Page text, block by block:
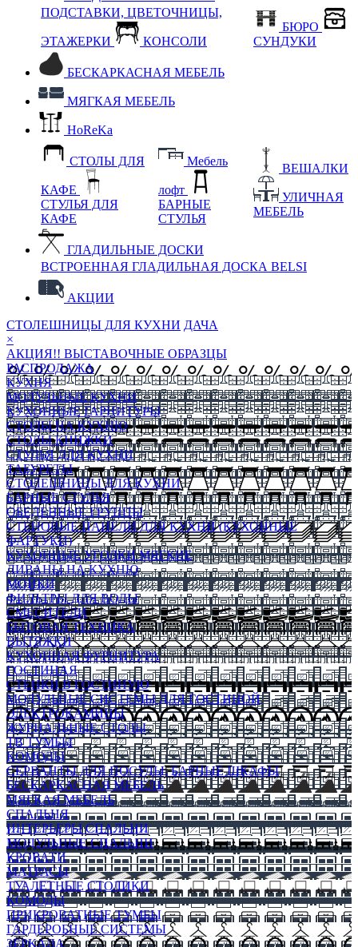
ПОДСТАВКИ, ЦВЕТОЧНИЦЫ,
ЭТАЖЕРКИ КОНСОЛИ
БЮРО
СУНДУКИ
БЕСКАРКАСНАЯ МЕБЕЛЬ
МЯГКАЯ МЕБЕЛЬ
HoReKa
СТОЛЫ ДЛЯ
КАФЕ
СТУЛЬЯ ДЛЯ
КАФЕ
Мебель
лофт
БАРНЫЕ
СТУЛЬЯ
ВЕШАЛКИ
УЛИЧНАЯ
МЕБЕЛЬ
ГЛАДИЛЬНЫЕ ДОСКИ
ВСТРОЕННАЯ ГЛАДИЛЬНАЯ ДОСКА BELSI
АКЦИИ
СТОЛЕШНИЦЫ ДЛЯ КУХНИ ДАЧА
×
АКЦИЯ!! ВЫСТАВОЧНЫЕ ОБРАЗЦЫ
РАСПРОДАЖА
КУХНЯ
МОДУЛЬНЫЕ КУХНИ
КУХОННЫЕ ГАРНИТУРЫ
СТОЛЫ НА КУХНЮ
СТОЛЫ КНИЖКИ
СТУЛЬЯ ДЛЯ КУХНИ
ТАБУРЕТЫ
СТОЛЕШНИЦЫ ДЛЯ КУХНИ
БАРНЫЕ СТУЛЬЯ
ОБЕДЕННЫЕ ГРУППЫ
СТЕНОВЫЕ ПАНЕЛИ ДЛЯ КУХНИ (КУХОННЫЕ
ФАРТУКИ)
КУХОННЫЕ УГОЛКИ МЯГКИЕ
ДИВАНЫ НА КУХНЮ
МОЙКИ
ФИЛЬТРЫ ДЛЯ ВОДЫ
СМЕСИТЕЛИ
БЫТОВАЯ ТЕХНИКА
ВЫТЯЖКИ
КУХОННАЯ ФУРНИТУРА
ГОСТИНАЯ
СТЕНКИ В ГОСТИНУЮ
МОДУЛЬНЫЕ СИСТЕМЫ ДЛЯ ГОСТИНОЙ
ЭЛЕКТРОКАМИНЫ
ЖУРНАЛЬНЫЕ СТОЛЫ
ТВ ТУМБЫ
КОМОДЫ
СЕРВАНТЫ ДЛЯ ПОСУДЫ, БАРНЫЕ ШКАФЫ
БЕСКАРКАСНАЯ МЕБЕЛЬ
МЯГКАЯ МЕБЕЛЬ
СПАЛЬНЯ
ИНТЕРЬЕРЫ СПАЛЬНИ
МОДУЛЬНЫЕ СПАЛЬНИ
КРОВАТИ
МАТРАСЫ
ТУАЛЕТНЫЕ СТОЛИКИ
КОМОДЫ
ПРИКРОВАТНЫЕ ТУМБЫ
ГАРДЕРОБНЫЕ СИСТЕМЫ
ЗЕРКАЛА